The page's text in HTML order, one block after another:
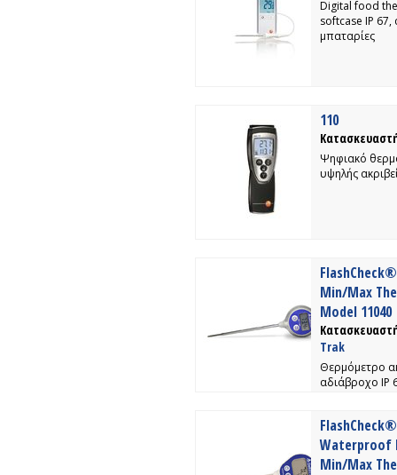
Digital food
softcase IP 67,
μπαταρίες
110
Ψηφιακό
υψηλής
Min/Max
Model 11040
Trak
Θερμόμετρο
αδιάβροχο IP
FlashCheck®
Waterproof
Min/Max